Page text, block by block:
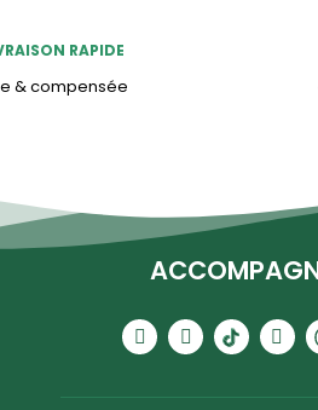
RAPIDE
& compensée